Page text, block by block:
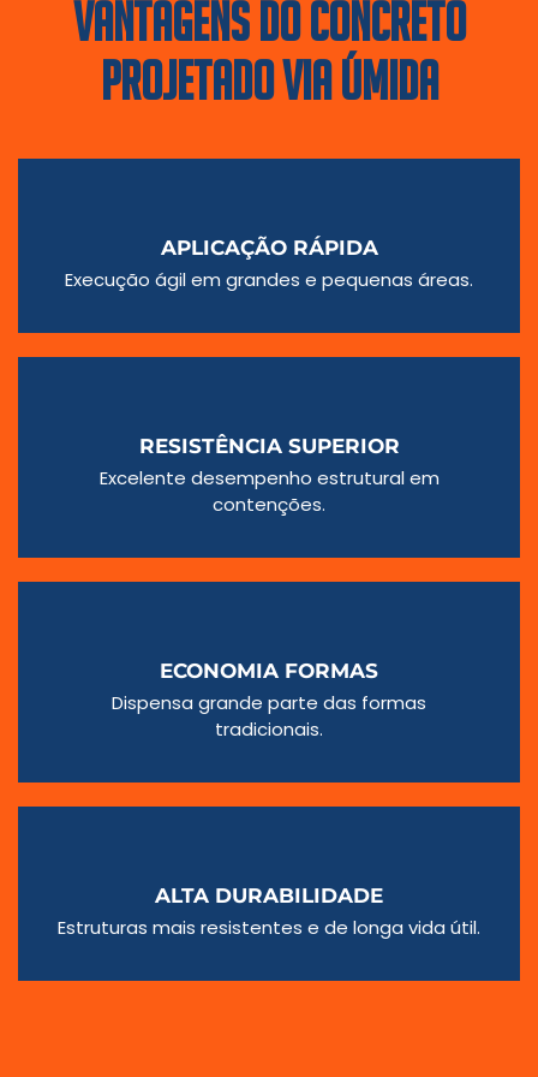
VANTAGENS DO CONCRETO
PROJETADO VIA ÚMIDA
APLICAÇÃO RÁPIDA
Execução ágil em grandes e pequenas áreas.
RESISTÊNCIA SUPERIOR
Excelente desempenho estrutural em
contenções.
ECONOMIA FORMAS
Dispensa grande parte das formas
tradicionais.
ALTA DURABILIDADE
Estruturas mais resistentes e de longa vida útil.